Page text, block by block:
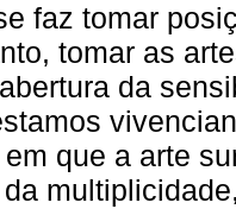
faz tomar
tomar as
da
que a arte